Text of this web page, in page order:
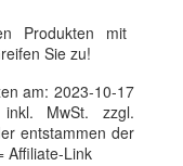
Produkten mit
Sie zu!
am: 2023-10-17
MwSt. zzgl.
entstammen der
Affiliate-Link